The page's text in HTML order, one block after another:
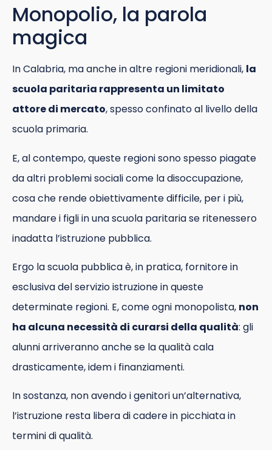
Monopolio, la parola
magica
In Calabria, ma anche in altre regioni meridionali, la
scuola paritaria rappresenta un limitato
attore di mercato, spesso confinato al livello della
scuola primaria.
E, al contempo, queste regioni sono spesso piagate
da altri problemi sociali come la disoccupazione,
cosa che rende obiettivamente difficile, per i più,
mandare i figli in una scuola paritaria se ritenessero
inadatta l’istruzione pubblica.
Ergo la scuola pubblica è, in pratica, fornitore in
esclusiva del servizio istruzione in queste
determinate regioni. E, come ogni monopolista, non
ha alcuna necessità di curarsi della qualità: gli
alunni arriveranno anche se la qualità cala
drasticamente, idem i finanziamenti.
In sostanza, non avendo i genitori un’alternativa,
l’istruzione resta libera di cadere in picchiata in
termini di qualità.